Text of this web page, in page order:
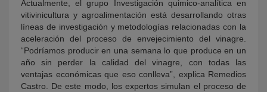
Actualmente, el grupo Investigación quimico-analítica en
vitivinicultura y agroalimentación está desarrollando otras
líneas de investigación y metodologías relacionadas con la
aceleración del proceso de envejecimiento del vinagre.
“Podríamos producir en una semana lo que produce en un
año sin perder la calidad del vinagre, con todas las
ventajas económicas que eso conlleva”, explica Remedios
Castro. De este modo, los expertos simulan el proceso de